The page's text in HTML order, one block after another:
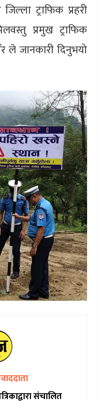
ट्राफिक प्रहरी
प्रमुख ट्राफिक
ले जानकारी दिनुभयो
संचालित